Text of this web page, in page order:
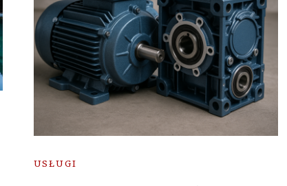
USŁUGI